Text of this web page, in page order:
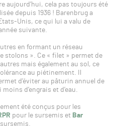
aujourd’hui, cela pas toujours été
depuis 1936 ! Barenbrug a
Unis, ce qui lui a valu de
suivante.
en formant un réseau
stolons ». Ce « filet » permet de
mais également au sol, ce
au piétinement. Il
d’éviter au pâturin annuel de
d’engrais et d’eau.
été conçus pour les
pour le sursemis et Bar